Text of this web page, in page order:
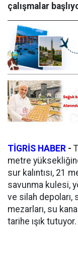
çalışmalar
TİGRİS HABER -
metre
sur kalıntısı, 21
savunma kulesi,
ve silah depoları,
mezarları, su
tarihe ışık tutuyor.